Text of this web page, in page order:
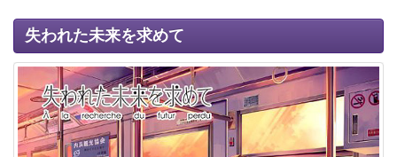
失われた未来を求めて